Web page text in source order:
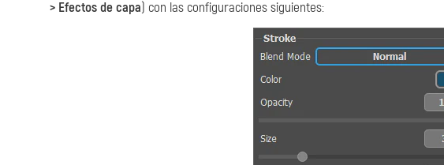
> Efectos de capa) con las configuraciones siguientes: